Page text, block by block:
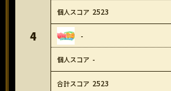
4
2523
-
-
2523